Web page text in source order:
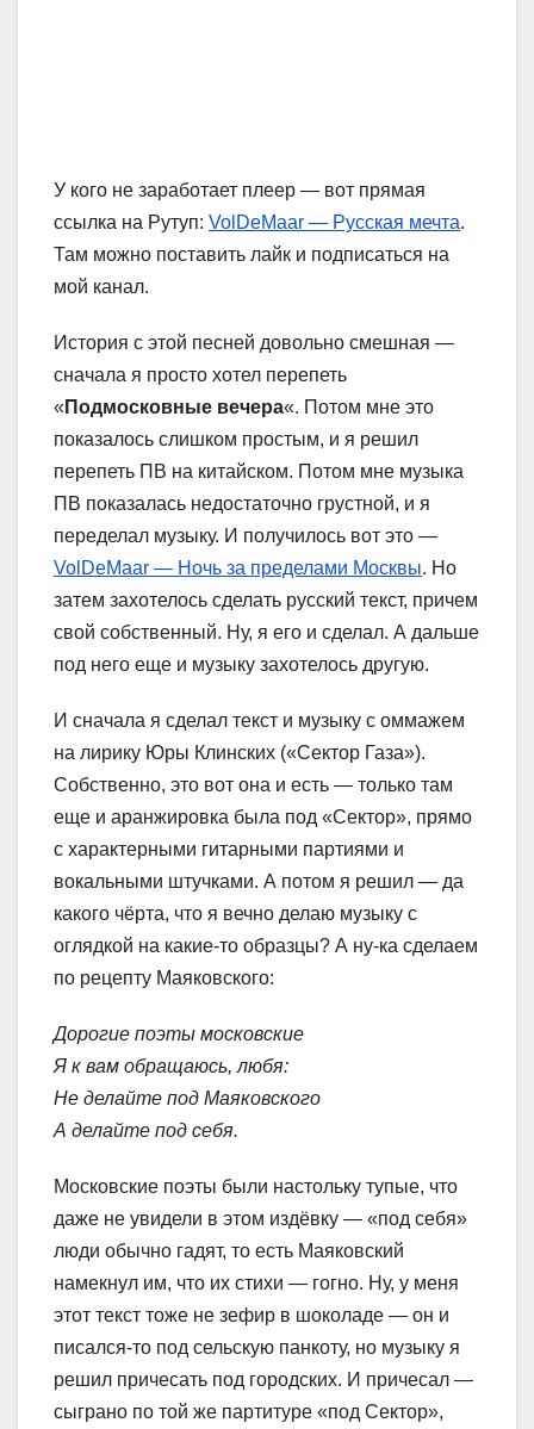
У кого не заработает плеер — вот прямая
ссылка на Рутуп: VolDeMaar — Русская мечта.
Там можно поставить лайк и подписаться на
мой канал.
История с этой песней довольно смешная —
сначала я просто хотел перепеть
« Подмосковные вечера«. Потом мне это
показалось слишком простым, и я решил
перепеть ПВ на китайском. Потом мне музыка
ПВ показалась недостаточно грустной, и я
переделал музыку. И получилось вот это —
VolDeMaar — Ночь за пределами Москвы. Но
затем захотелось сделать русский текст, причем
свой собственный. Ну, я его и сделал. А дальше
под него еще и музыку захотелось другую.
И сначала я сделал текст и музыку с оммажем
на лирику Юры Клинских («Сектор Газа»).
Собственно, это вот она и есть — только там
еще и аранжировка была под «Сектор», прямо
с характерными гитарными партиями и
вокальными штучками. А потом я решил — да
какого чёрта, что я вечно делаю музыку с
оглядкой на какие-то образцы? А ну-ка сделаем
по рецепту Маяковского:
Дорогие поэты московские
Я к вам обращаюсь, любя:
Не делайте под Маяковского
А делайте под себя.
Московские поэты были настольку тупые, что
даже не увидели в этом издёвку — «под себя»
люди обычно гадят, то есть Маяковский
намекнул им, что их стихи — гогно. Ну, у меня
этот текст тоже не зефир в шоколаде — он и
писался-то под сельскую панкоту, но музыку я
решил причесать под городских. И причесал —
сыграно по той же партитуре «под Сектор»,